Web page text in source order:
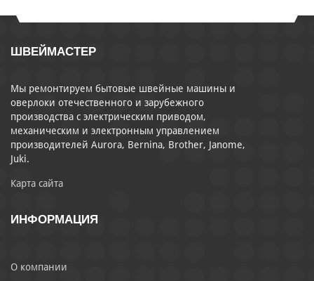
ШВЕЙМАСТЕР
Мы ремонтируем бытовые швейные машины и
оверлоки отечественного и зарубежного
производства с электрическим приводом,
механическим и электронным управлением
производителей Aurora, Bernina, Brother, Janome,
Juki.
Карта сайта
ИНФОРМАЦИЯ
О компании